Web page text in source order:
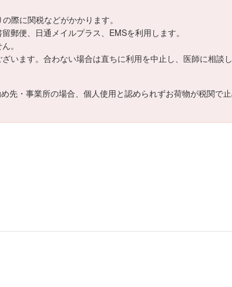
際に関税などがかかります。
郵便、日通メイルプラス、EMSを利用します。
。
います。合わない場合は直ちに利用を中止し、医師に相談し
先・事業所の場合、個人使用と認められずお荷物が税関で